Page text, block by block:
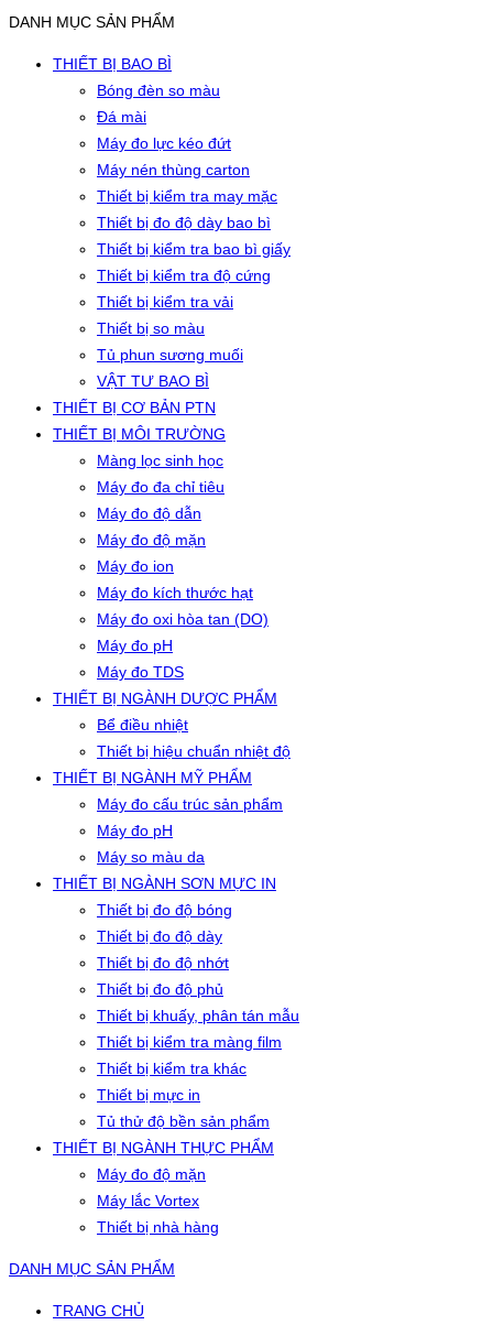
DANH MỤC SẢN PHẨM
THIẾT BỊ BAO BÌ
Bóng đèn so màu
Đá mài
Máy đo lực kéo đứt
Máy nén thùng carton
Thiết bị kiểm tra may mặc
Thiết bị đo độ dày bao bì
Thiết bị kiểm tra bao bì giấy
Thiết bị kiểm tra độ cứng
Thiết bị kiểm tra vải
Thiết bị so màu
Tủ phun sương muối
VẬT TƯ BAO BÌ
THIẾT BỊ CƠ BẢN PTN
THIẾT BỊ MÔI TRƯỜNG
Màng lọc sinh học
Máy đo đa chỉ tiêu
Máy đo độ dẫn
Máy đo độ mặn
Máy đo ion
Máy đo kích thước hạt
Máy đo oxi hòa tan (DO)
Máy đo pH
Máy đo TDS
THIẾT BỊ NGÀNH DƯỢC PHẨM
Bể điều nhiệt
Thiết bị hiệu chuẩn nhiệt độ
THIẾT BỊ NGÀNH MỸ PHẨM
Máy đo cấu trúc sản phẩm
Máy đo pH
Máy so màu da
THIẾT BỊ NGÀNH SƠN MỰC IN
Thiết bị đo độ bóng
Thiết bị đo độ dày
Thiết bị đo độ nhớt
Thiết bị đo độ phủ
Thiết bị khuấy, phân tán mẫu
Thiết bị kiểm tra màng film
Thiết bị kiểm tra khác
Thiết bị mực in
Tủ thử độ bền sản phẩm
THIẾT BỊ NGÀNH THỰC PHẨM
Máy đo độ mặn
Máy lắc Vortex
Thiết bị nhà hàng
DANH MỤC SẢN PHẨM
TRANG CHỦ